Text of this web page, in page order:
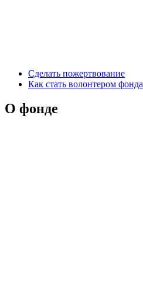
Сделать пожертвование
Как стать волонтером фонда
О фонде